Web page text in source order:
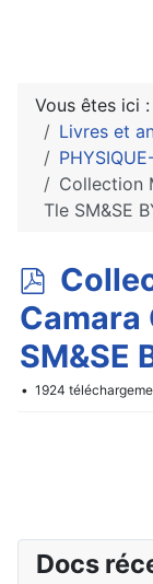
Vous êtes ici :
Livres et
Collection
Tle SM&SE
p
d
f
Camara
SM&SE
1924
Docs